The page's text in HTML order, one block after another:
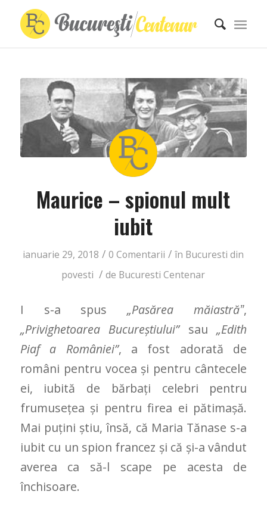
Maurice – spionul mult
iubit
ianuarie 29, 2018 / 0 Comentarii / în Bucuresti din
povesti / de Bucuresti Centenar
I s-a spus„Pasărea măiastrăˮ,
„Privighetoarea Bucureştiului”sau„Edith
Piaf a României”, a fost adorată de
români pentru vocea şi pentru cântecele
ei, iubită de bărbaţi celebri pentru
frumuseţea şi pentru firea ei pătimaşă.
Mai puţini ştiu, însă, că Maria Tănase s-a
iubit cu un spion francez şi că şi-a vândut
averea ca să-l scape pe acesta de
închisoare.